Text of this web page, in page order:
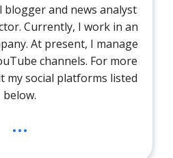
blogger and news analyst
Currently, I work in an
At present, I manage
channels. For more
my social platforms listed
below.
...